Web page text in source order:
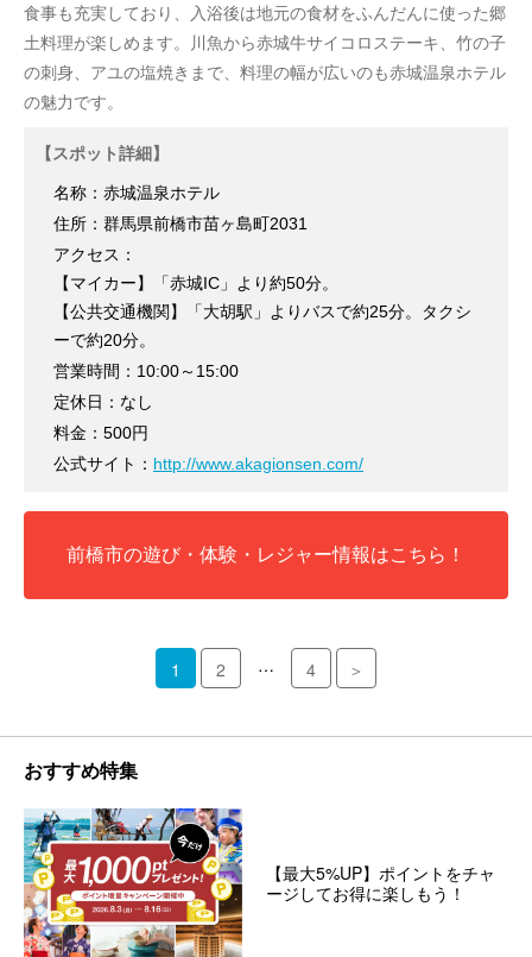
食事も充実しており、入浴後は地元の食材をふんだんに使った郷
土料理が楽しめます。川魚から赤城牛サイコロステーキ、竹の子
の刺身、アユの塩焼きまで、料理の幅が広いのも赤城温泉ホテル
の魅力です。
【スポット詳細】
名称：赤城温泉ホテル
住所：群馬県前橋市苗ヶ島町2031
アクセス：
【マイカー】「赤城IC」より約50分。
【公共交通機関】「大胡駅」よりバスで約25分。タクシ
ーで約20分。
営業時間：10:00～15:00
定休日：なし
料金：500円
公式サイト： http://www.akagionsen.com/
前橋市の遊び・体験・レジャー情報はこちら！
1 2 … 4 ＞
おすすめ特集
【最大5%UP】ポイントをチャ
ージしてお得に楽しもう！